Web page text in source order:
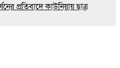
প্রতিবাদে কাউনিয়ায় ছাত্র